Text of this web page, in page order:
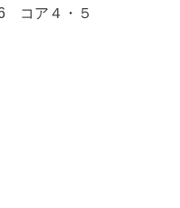
コア４・５